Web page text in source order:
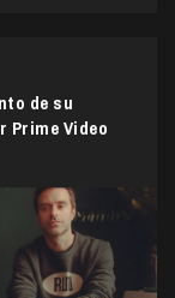
de su
Prime Video